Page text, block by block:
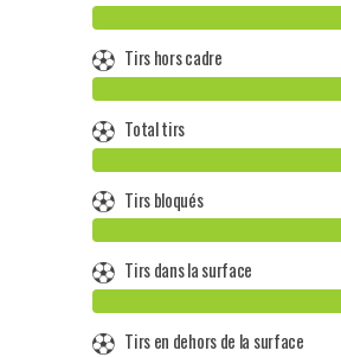
Tirs hors cadre
Total tirs
Tirs bloqués
Tirs dans la surface
Tirs en dehors de la surface